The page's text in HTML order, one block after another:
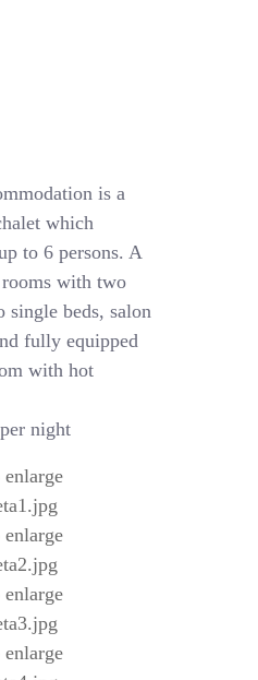
is a
which
to 6 persons. A
with two
single beds, salon
fully equipped
with hot
night